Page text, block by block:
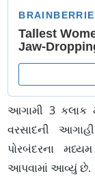
આગામી 3 કલાક
વરસાદની
પોરબંદરના
આપવામાં આવ્યું છે.